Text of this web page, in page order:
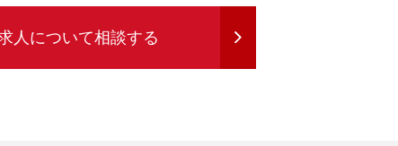
人について相談する